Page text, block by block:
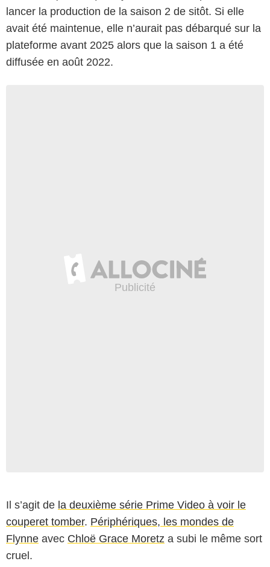
lancer la production de la saison 2 de sitôt. Si elle
avait été maintenue, elle n’aurait pas débarqué sur la
plateforme avant 2025 alors que la saison 1 a été
diffusée en août 2022.
Il s’agit de la deuxième série Prime Video à voir le
couperet tomber. Périphériques, les mondes de
Flynne avec Chloë Grace Moretz a subi le même sort
cruel.